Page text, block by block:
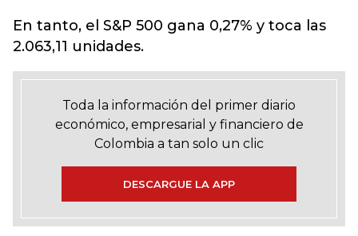
En tanto, el S&P 500 gana 0,27% y toca las
2.063,11 unidades.
Toda la información del primer diario
económico, empresarial y financiero de
Colombia a tan solo un clic
DESCARGUE LA APP